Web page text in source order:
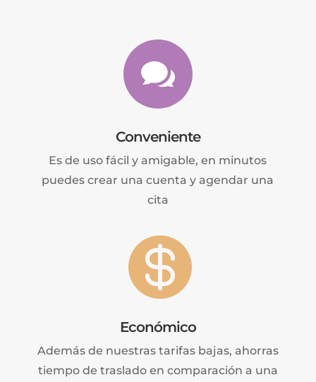

Conveniente
Es de uso fácil y amigable, en minutos
puedes crear una cuenta y agendar una
cita

Económico
Además de nuestras tarifas bajas, ahorras
tiempo de traslado en comparación a una